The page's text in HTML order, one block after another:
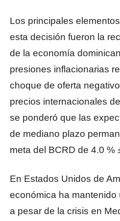
Los principales
esta decisión fueron la
de la economía
presiones inflacionarias
choque de oferta
precios internacionales
se ponderó que las
de mediano plazo
meta del BCRD de 4.0 %
En Estados Unidos de
económica ha
a pesar de la crisis en